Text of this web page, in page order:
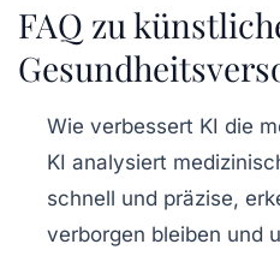
FAQ zu
Wie verbessert KI die
KI analysiert
schnell und präzise,
verborgen bleiben und